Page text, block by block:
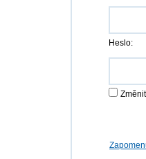
Heslo: